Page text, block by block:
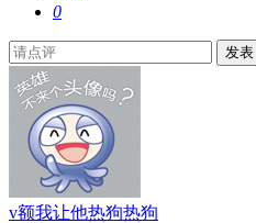
0
发表
v额我让他热狗热狗